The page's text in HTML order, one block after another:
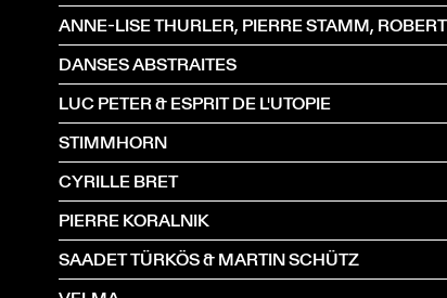
DANSES ABSTRAITES
LUC PETER & ESPRIT DE L'UTOPIE
STIMMHORN
CYRILLE BRET
PIERRE KORALNIK
SAADET TÜRKÖS & MARTIN SCHÜTZ